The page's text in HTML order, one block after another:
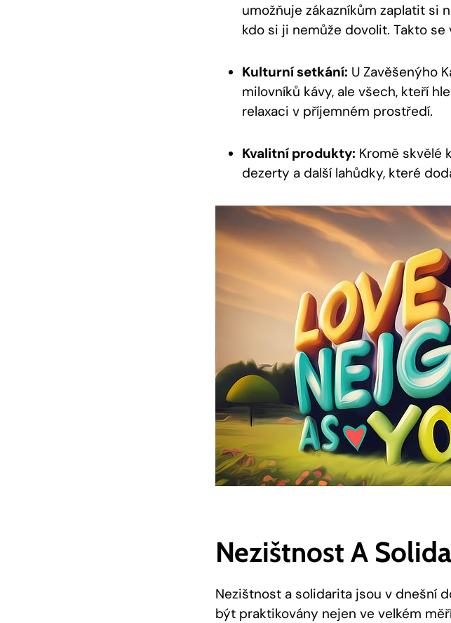
umožňuje zákazníkům zaplatit si
kdo si ji nemůže dovolit. Takto
Kulturní setkání: U‍ Zavěšenýho
milovníků kávy, ale všech, kteří
relaxaci v příjemném prostředí.
Kvalitní produkty: Kromě skvělé
dezerty a ​další⁣ lahůdky, ‍které
Nezištnost A
Nezištnost a solidarita jsou v ‌dnešní
být praktikovány nejen ve velkém